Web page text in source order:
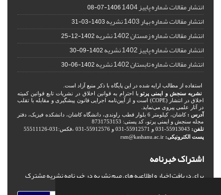
انتشار مقالات شماره پاییز 1404 1406-07-08
انتشار مقالات شماره بهار 1403 نشریه 1403-03-31
انتشار مقالات شماره زمستان 1402 نشریه 1402-12-25
انتشار مقالات شماره پاییز 1402 نشریه 1402-09-30
انتشار مقالات شماره تابستان 1402 نشریه 1402-06-30
استفاده از مطالب ارایه شده در این پایگاه با ذکر منبع آزاد است.
نشریه سنجش و ایمنی پرتو با احترام به قوانین اخلاق در نشریات تابع قوانین کمیته
اخلاق در انتشار (COPE) است و از آیین‌نامه اجرایی قانون پیشگیری و مقابله با تقلب
در آثار علمی پیروی می‌نماید.
آدرس :
کاشان، کیلومتر 6 بلوار قطب راوندی، دانشگاه کاشان، دانشکده فیزیک، دفتر
مجله سنجش و ایمنی پرتو، کد پستی: 8731753153
تلفن:
پست الکترونیکی: rsm@kashanu.ac.ir
اشتراک خبرنامه
برای دریافت اخبار و اطلاعیه های مهم نشریه در خبرنامه نشریه مشترک